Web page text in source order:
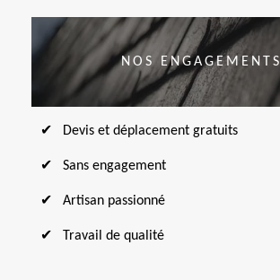
NOS ENGAGEMENTS
Devis et déplacement gratuits
Sans engagement
Artisan passionné
Travail de qualité